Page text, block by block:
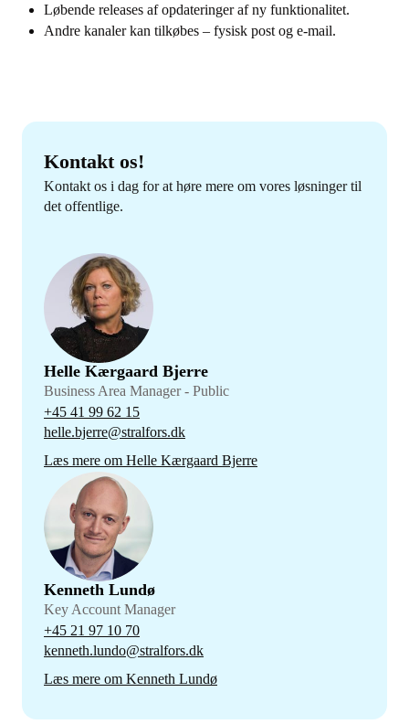
Løbende releases af opdateringer af ny funktionalitet.
Andre kanaler kan tilkøbes – fysisk post og e-mail.
Kontakt os!
Kontakt os i dag for at høre mere om vores løsninger til
det offentlige.
Helle Kærgaard Bjerre
Business Area Manager - Public
+45 41 99 62 15
helle.bjerre@stralfors.dk
Læs mere om Helle Kærgaard Bjerre
Kenneth Lundø
Key Account Manager
+45 21 97 10 70
kenneth.lundo@stralfors.dk
Læs mere om Kenneth Lundø